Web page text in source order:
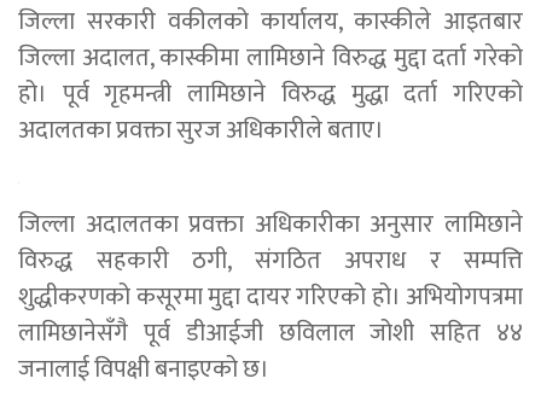
जिल्ला सरकारी वकीलको कार्यालय, कास्कीले आइतबार
जिल्ला अदालत, कास्कीमा लामिछाने विरुद्ध मुद्दा दर्ता गरेको
हो। पूर्व गृहमन्त्री लामिछाने विरुद्ध मुद्धा दर्ता गरिएको
अदालतका प्रवक्ता सुरज अधिकारीले बताए।
जिल्ला अदालतका प्रवक्ता अधिकारीका अनुसार लामिछाने
विरुद्ध सहकारी ठगी, संगठित अपराध र सम्पत्ति
शुद्धीकरणको कसूरमा मुद्दा दायर गरिएको हो। अभियोगपत्रमा
लामिछानेसँगै पूर्व डीआईजी छविलाल जोशी सहित ४४
जनालाई विपक्षी बनाइएको छ।